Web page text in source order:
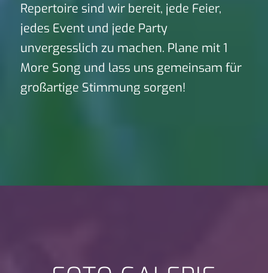
Repertoire sind wir bereit, jede Feier,
jedes Event und jede Party
unvergesslich zu machen. Plane mit 1
More Song und lass uns gemeinsam für
großartige Stimmung sorgen!